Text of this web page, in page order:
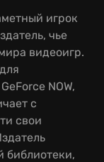
игрок
чье
видеоигр.
NOW,
с
свои
библиотеки,